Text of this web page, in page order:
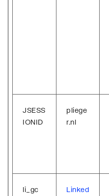
JSESS
IONID
pliege
r.nl
li_gc
Linked